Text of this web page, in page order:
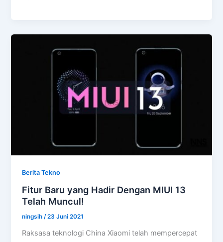
Bloody
Berita Tekno
Fitur Baru yang Hadir Dengan MIUI 13
Telah Muncul!
ningsih /23 Juni 2021
Raksasa teknologi China Xiaomi telah mempercepat